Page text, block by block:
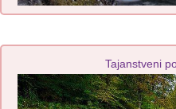
Tajanstveni